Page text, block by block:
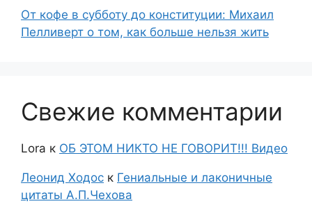
От кофе в субботу до конституции: Михаил
Пелливерт о том, как больше нельзя жить
Свежие комментарии
Lora к ОБ ЭТОМ НИКТО НЕ ГОВОРИТ!!! Видео
Леонид Ходос к Гениальные и лаконичные
цитаты А.П.Чехова